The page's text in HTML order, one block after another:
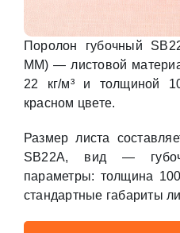
Поролон губочный
MM) — листовой
22 кг/м³ и толщиной
красном цвете.
Размер листа
SB22A, вид —
параметры: толщина
стандартные габариты